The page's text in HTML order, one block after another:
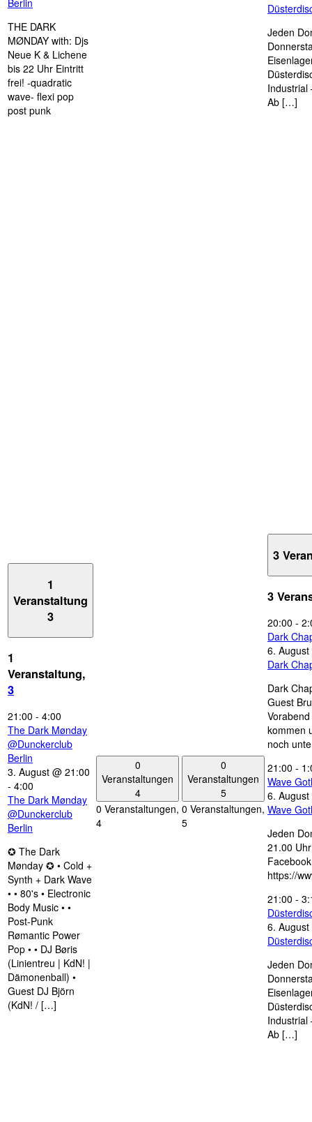
Berlin
THE DARK
MØNDAY with: Djs
Neue K & Lichene
bis 22 Uhr Eintritt
frei! -quadratic
wave- flexi pop
post punk
Jeden
Industrial
Ab […]
1
Veranstaltung
3
1
Veranstaltung,
3
21:00 - 4:00
The Dark Mønday
@Dunckerclub
Berlin
3. August @ 21:00
- 4:00
The Dark Mønday
@Dunckerclub
Berlin
✪ The Dark
Mønday ✪ • Cold +
Synth + Dark Wave
• • 80's • Electronic
Body Music • •
Post-Punk
Rømantic Power
Pop • • DJ Børis
(Linientreu | KdN! |
Dämonenball) •
Guest DJ Björn
(KdN! / […]
0
Veranstaltungen
4
0 Veranstaltungen,
4
0
Veranstaltungen
5
0 Veranstaltungen,
5
3
3
20:00 -
Dark
6.
Dark
Dark
Guest
kommen
noch
21:00 -
Wave
6.
Wave
Jeden
21.00
https://
21:00 -
6.
Jeden
Industrial
Ab […]